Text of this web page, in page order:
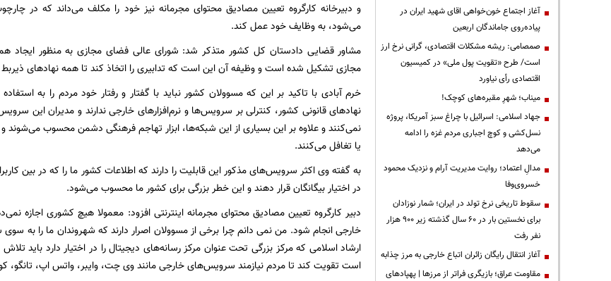
و دبیرخانه کارگروه تعیین مصادیق محتوای مجرمانه نیز خود را مکلف می‌داند که در
می‌شود، به وظایف خود عمل کند.
مشاور قضایی دادستان کل کشور متذکر شد: شورای عالی فضای مجازی به منظور ایجاد
مجازی تشکیل شده است و وظیفه آن این است که تدابیری را اتخاذ کند تا همه نهادهای ذیربط
خرم آبادی با تاکید بر این که مسوولان کشور نباید با گفتار و رفتار خود مردم را به
نهادهای قانونی کشور، کنترلی بر سرویس‌ها و نرم‌افزارهای خارجی ندارند و مدیران این
نمی‌کنند و علاوه بر این بسیاری از این شبکه‌ها، ابزار تهاجم فرهنگی دشمن محسوب می‌شوند
یا تغافل می‌کنند.
به گفته وی اکثر سرویس‌های مذکور این قابلیت را دارند که اطلاعات کشور ما را که در بین
در اختیار بیگانگان قرار دهند و این خطر بزرگی برای کشور ما محسوب می‌شود.
دبیر کارگروه تعیین مصادیق محتوای مجرمانه اینترنتی افزود: معمولا هیچ کشوری اجازه
خارجی انجام شود. من نمی دانم چرا برخی از مسوولان اصرار دارند که شهروندان ما را
ارشاد اسلامی که مرکز بزرگی تحت عنوان مرکز رسانه‌های دیجیتال را در اختیار دارد
است تقویت کند تا مردم نیازمند سرویس‌های خارجی مانند وی چت، وایبر، واتس اپ، تانگو،
آغاز اجتماع خون‌خواهی اقای شهید ایران در
پیاده‌روی جاماندگان اربعین
صمصامی: ریشه مشکلات اقتصادی، گرانی نرخ ارز
است/ طرح «تقویت پول ملی» در کمیسیون
اقتصادی رأی نیاورد
میناب؛ شهرِ مقبره‌های کوچک!
جهاد اسلامی: اسرائیل با چراغ سبز آمریکا، پروژه
نسل‌کشی و کوچ اجباری مردم غزه را ادامه
می‌دهد
مدالِ اعتماد؛ روایت مدیریت آرام و نزدیک محمود
خسروی‌وفا
سقوط تاریخی نرخ تولد در ایران؛ شمار نوزادان
برای نخستین بار در ۶۰ سال گذشته زیر ۹۰۰ هزار
نفر رفت
آغاز انتقال رایگان زائران اتباع خارجی به مرز چذابه
مقاومت عراق؛ بازیگری فراتر از مرزها | پهپادهای